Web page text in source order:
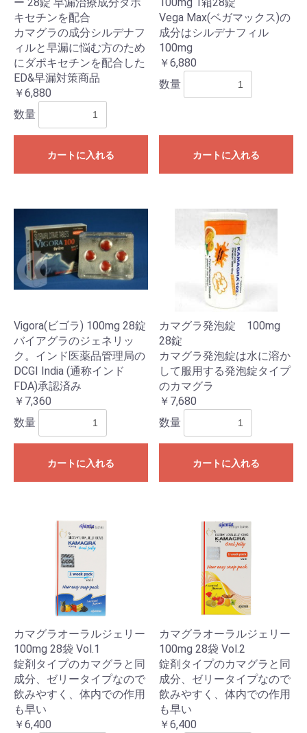
ー 28錠 早漏治療成分ダポ
キセチンを配合
カマグラの成分シルデナフ
ィルと早漏に悩む方のため
にダポキセチンを配合した
ED&早漏対策商品
￥6,880
数量
カートに入れる
100mg 1箱28錠
Vega Max(ベガマックス)の
成分はシルデナフィル
100mg
￥6,880
数量
カートに入れる
Vigora(ビゴラ) 100mg 28錠
バイアグラのジェネリッ
ク。インド医薬品管理局の
DCGI India (通称インド
FDA)承認済み
￥7,360
数量
カートに入れる
カマグラ発泡錠 100mg
28錠
カマグラ発泡錠は水に溶か
して服用する発泡錠タイプ
のカマグラ
￥7,680
数量
カートに入れる
カマグラオーラルジェリー
100mg 28袋 Vol.1
錠剤タイプのカマグラと同
成分、ゼリータイプなので
飲みやすく、体内での作用
も早い
￥6,400
カマグラオーラルジェリー
100mg 28袋 Vol.2
錠剤タイプのカマグラと同
成分、ゼリータイプなので
飲みやすく、体内での作用
も早い
￥6,400